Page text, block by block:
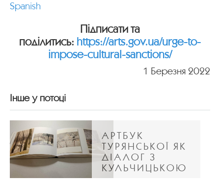
Spanish
Підписати та
поділитись: https://arts.gov.ua/urge-to-
impose-cultural-sanctions/
1 Березня 2022
Інше у потоці
АРТБУК
ТУРЯНСЬКОЇ ЯК
ДІАЛОГ З
КУЛЬЧИЦЬКОЮ